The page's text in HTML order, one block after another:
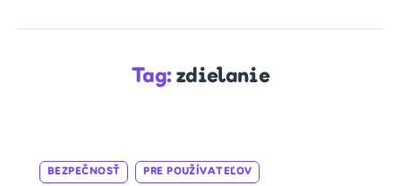
Tag: zdielanie
Categories
BEZPEČNOSŤ PRE POUŽÍVATEĽOV